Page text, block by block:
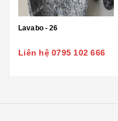
Lavabo - 26
Liên hệ 0795 102 666